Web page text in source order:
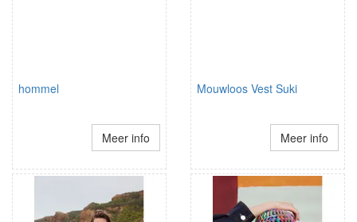
hommel
Meer info
Mouwloos Vest Suki
Meer info